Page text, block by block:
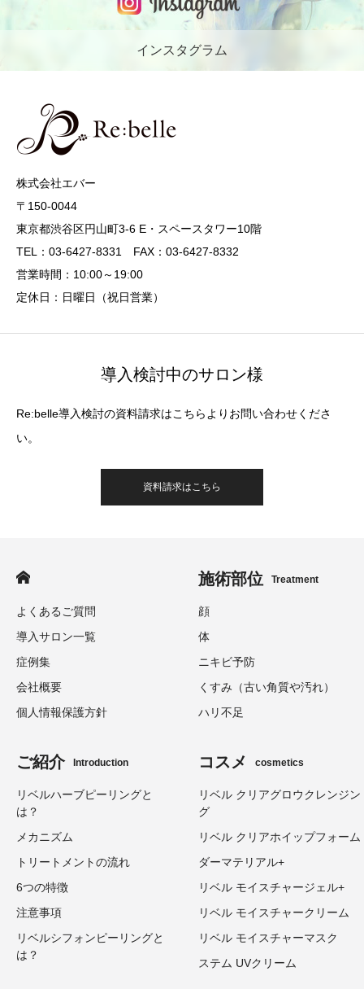
インスタグラム
株式会社エバー
〒150-0044
東京都渋谷区円山町3-6 E・スペースタワー10階
TEL：03-6427-8331 FAX：03-6427-8332
営業時間：10:00～19:00
定休日：日曜日（祝日営業）
導入検討中のサロン様
Re:belle導入検討の資料請求はこちらよりお問い合わせくださ
い。
資料請求はこちら
よくあるご質問
導入サロン一覧
症例集
会社概要
個人情報保護方針
施術部位 Treatment
顔
体
ニキビ予防
くすみ（古い角質や汚れ）
ハリ不足
ご紹介 Introduction
リベルハーブピーリングと
は？
メカニズム
トリートメントの流れ
6つの特徴
注意事項
リベルシフォンピーリングと
は？
コスメ cosmetics
リベル クリアグロウクレンジン
グ
リベル クリアホイップフォーム
ダーマテリアル+
リベル モイスチャージェル+
リベル モイスチャークリーム
リベル モイスチャーマスク
ステム UVクリーム